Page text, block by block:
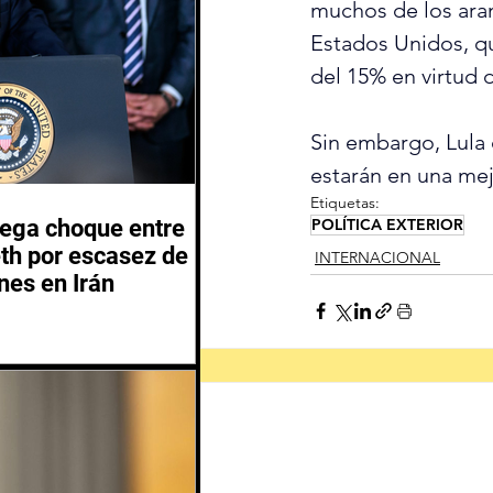
muchos de ​los
Estados Unidos,
del 15% en virtud
Sin embargo, Lula
estarán en una
Etiquetas:
POLÍTICA EXTERIOR
INTERNACIONAL
choque entre
por escasez de
en Irán